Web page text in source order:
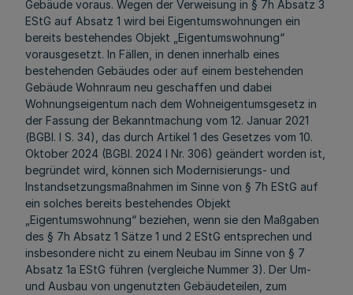
Gebäude voraus. Wegen der Verweisung in § 7h Absatz 3
EStG auf Absatz 1 wird bei Eigentumswohnungen ein
bereits bestehendes Objekt „Eigentumswohnung“
vorausgesetzt. In Fällen, in denen innerhalb eines
bestehenden Gebäudes oder auf einem bestehenden
Gebäude Wohnraum neu geschaffen und dabei
Wohnungseigentum nach dem Wohneigentumsgesetz in
der Fassung der Bekanntmachung vom 12. Januar 2021
(BGBl. I S. 34), das durch Artikel 1 des Gesetzes vom 10.
Oktober 2024 (BGBl. 2024 I Nr. 306) geändert worden ist,
begründet wird, können sich Modernisierungs- und
Instandsetzungsmaßnahmen im Sinne von § 7h EStG auf
ein solches bereits bestehendes Objekt
„Eigentumswohnung“ beziehen, wenn sie den Maßgaben
des § 7h Absatz 1 Sätze 1 und 2 EStG entsprechen und
insbesondere nicht zu einem Neubau im Sinne von § 7
Absatz 1a EStG führen (vergleiche Nummer 3). Der Um-
und Ausbau von ungenutzten Gebäudeteilen, zum